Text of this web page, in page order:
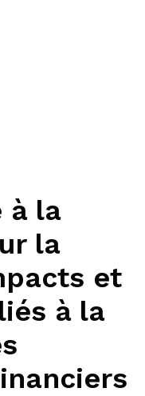
à la
la
et
à la